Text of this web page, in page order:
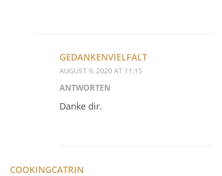
GEDANKENVIELFALT
AUGUST 9, 2020 AT 11:15
ANTWORTEN
Danke dir.
COOKINGCATRIN